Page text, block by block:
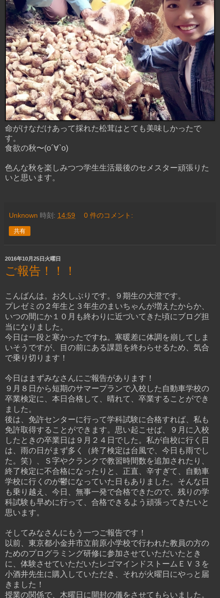
命がけなだけあって採れた松茸はとても美味しかったで
す。
食欲の秋〜(о´∀`о)
色んな秋を楽しみつつ学生生活最後のセメスター頑張りた
いと思います。
Unknown 時刻: 14:59 0 件のコメント:
共有
2016年10月25日火曜日
ご報告！！！
こんばんは。お久しぶりです。９期生の大澄です。
プレゼミの２年生と３年生のまいちゃんが増えたからか、
いつの間にか１０月も終わりに近づいてきた頃にブログ担
当になりました。
今日は一段と寒かったですね。寒暖差に体調を崩してしま
いそうですが、目の前にある課題を終わらせるため、気合
で乗り切ります！
今日はまずみなさんにご報告があります！
９月８日から短期のサマープランで入校した自動車学校の
卒業検定に、本日合格して、晴れて、卒業することができ
ました。
後は、免許センターに行って学科試験に合格すれば、私も
免許取得することができます。思い起こせば、９月に入校
したときの卒業日は９月２４日でした。私が自校に行く日
は、雨の日がまず多く（終了検定は台風で、今日も雨でし
た。笑）、Ｓ字やクランクで教習時間数を追加されたり、
終了検定に不合格になったりと、正直、辛すぎて、自動車
学校に行くのが鬱になっていた日もありました。そんな日
も乗り越え、今日、無事一発で合格できたので、残りの学
科試験も早めに行って、合格できるよう頑張ってきたいと
思います。
そしてみなさんにもう一つご報告です！
以前、東京都小金井市立前原小学校で行われた教員の方の
ためのプログラミング研修に参加させていただいたとき
に、体験させていただいたレゴマインドストームＥＶ３を
小酒井先生に購入していただき、それが火曜日にやっと届
きました！
授業の関係で、木曜日に開封の儀をさせてもらいました。